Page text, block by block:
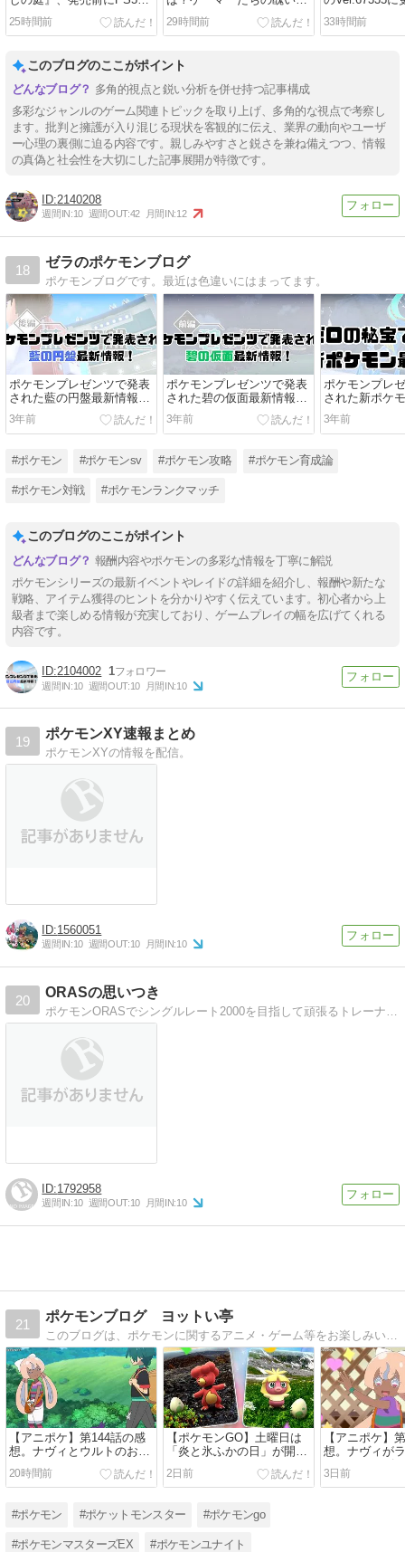
しだったのにまさかの集計
不能に…
25時間前
いが止まらない現状が明ら
かに
29時間前
元気にゲーム
33時間前
このブログのここがポイント
多角的視点と鋭い分析を併せ持つ記事構成
多彩なジャンルのゲーム関連トピックを取り上げ、多角的な視点で考察し
ます。批判と擁護が入り混じる現状を客観的に伝え、業界の動向やユーザ
ー心理の裏側に迫る内容です。親しみやすさと鋭さを兼ね備えつつ、情報
の真偽と社会性を大切にした記事展開が特徴です。
2140208
週間IN:10 週間OUT:42 月間IN:12
18
ゼラのポケモンブログ
ポケモンブログです。最近は色違いにはまってます。
ポケモンプレゼンツで発表
された藍の円盤最新情報！
【ポケモンSV】
3年前
ポケモンプレゼンツで発表
された碧の仮面最新情報！
【ポケモンSV】
3年前
ポケモンプレ
された新ポケ
【ポケモンSV
3年前
#ポケモン #ポケモンsv #ポケモン攻略 #ポケモン育成論
#ポケモン対戦 #ポケモンランクマッチ
このブログのここがポイント
報酬内容やポケモンの多彩な情報を丁寧に解説
ポケモンシリーズの最新イベントやレイドの詳細を紹介し、報酬や新たな
戦略、アイテム獲得のヒントを分かりやすく伝えています。初心者から上
級者まで楽しめる情報が充実しており、ゲームプレイの幅を広げてくれる
内容です。
2104002 1
週間IN:10 週間OUT:10 月間IN:10
19
ポケモンXY速報まとめ
ポケモンXYの情報を配信。
1560051
週間IN:10 週間OUT:10 月間IN:10
20
ORASの思いつき
1792958
週間IN:10 週間OUT:10 月間IN:10
21
ポケモンブログ ヨットい亭
【アニポケ】第144話の感
想。ナヴィとウルトのおつ
かい！
20時間前
【ポケモンGO】土曜日は
「炎と氷ふかの日」が開催
されます！
2日前
【アニポケ】
想。ナヴィが
ルテッカーズ
3日前
#ポケモン #ポケットモンスター #ポケモンgo
#ポケモンマスターズEX #ポケモンユナイト